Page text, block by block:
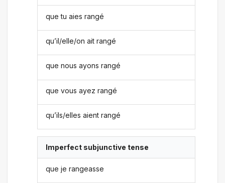
que tu aies rangé
qu’il/elle/on ait rangé
que nous ayons rangé
que vous ayez rangé
qu’ils/elles aient rangé
Imperfect subjunctive tense
que je rangeasse